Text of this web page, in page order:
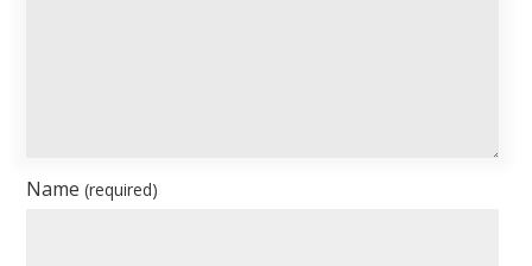
Name(required)